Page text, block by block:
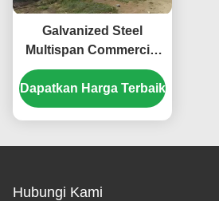
Galvanized Steel
Multispan Commercial
Polycarbonate
Greenhouse Panjang
yang disesuaikan
Dapatkan Harga Terbaik
Hubungi Kami